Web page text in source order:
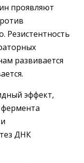
проявляют
Резистентность
развивается
эффект,
ДНК